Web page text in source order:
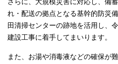
さらに、大規模災害に対応し、備
れ・配送の拠点となる基幹的防災
田清掃センターの跡地を活用し、
建設工事に着手してまいります。
また、お湯や消毒液などの確保が